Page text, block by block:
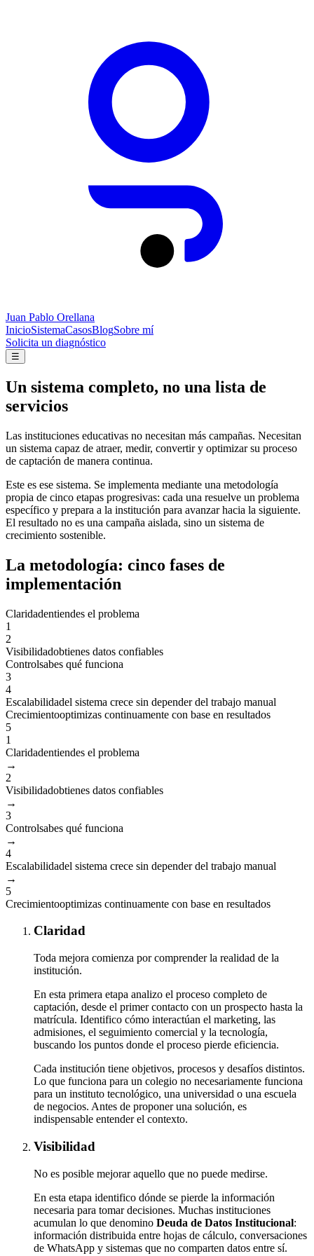
Juan Pablo Orellana
InicioSistemaCasosBlogSobre mí
Solicita un diagnóstico
☰
Un sistema completo, no una lista de
servicios
Las instituciones educativas no necesitan más campañas. Necesitan
un sistema capaz de atraer, medir, convertir y optimizar su proceso
de captación de manera continua.
Este es ese sistema. Se implementa mediante una metodología
propia de cinco etapas progresivas: cada una resuelve un problema
específico y prepara a la institución para avanzar hacia la siguiente.
El resultado no es una campaña aislada, sino un sistema de
crecimiento sostenible.
La metodología: cinco fases de
implementación
Claridadentiendes el problema
1
2
Visibilidadobtienes datos confiables
Controlsabes qué funciona
3
4
Escalabilidadel sistema crece sin depender del trabajo manual
Crecimientooptimizas continuamente con base en resultados
5
1
Claridadentiendes el problema
→
2
Visibilidadobtienes datos confiables
→
3
Controlsabes qué funciona
→
4
Escalabilidadel sistema crece sin depender del trabajo manual
→
5
Crecimientooptimizas continuamente con base en resultados
Claridad
Toda mejora comienza por comprender la realidad de la
institución.
En esta primera etapa analizo el proceso completo de
captación, desde el primer contacto con un prospecto hasta la
matrícula. Identifico cómo interactúan el marketing, las
admisiones, el seguimiento comercial y la tecnología,
buscando los puntos donde el proceso pierde eficiencia.
Cada institución tiene objetivos, procesos y desafíos distintos.
Lo que funciona para un colegio no necesariamente funciona
para un instituto tecnológico, una universidad o una escuela
de negocios. Antes de proponer una solución, es
indispensable entender el contexto.
Visibilidad
No es posible mejorar aquello que no puede medirse.
En esta etapa identifico dónde se pierde la información
necesaria para tomar decisiones. Muchas instituciones
acumulan lo que denomino Deuda de Datos Institucional:
información distribuida entre hojas de cálculo, conversaciones
de WhatsApp y sistemas que no comparten datos entre sí.